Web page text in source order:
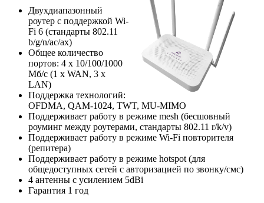
Двухдиапазонный
роутер с поддержкой Wi-
Fi 6 (стандарты 802.11
b/g/n/ac/ax)
Общее количество
портов: 4 х 10/100/1000
Мб/с (1 x WAN, 3 x
LAN)
Поддержка технологий:
OFDMA, QAM-1024, TWT, MU-MIMO
Поддерживает работу в режиме mesh (бесшовный
роуминг между роутерами, стандарты 802.11 r/k/v)
Поддерживает работу в режиме Wi-Fi повторителя
(репитера)
Поддерживает работу в режиме hotspot (для
общедоступных сетей с авторизацией по звонку/смс)
4 антенны с усилением 5dBi
Гарантия 1 год